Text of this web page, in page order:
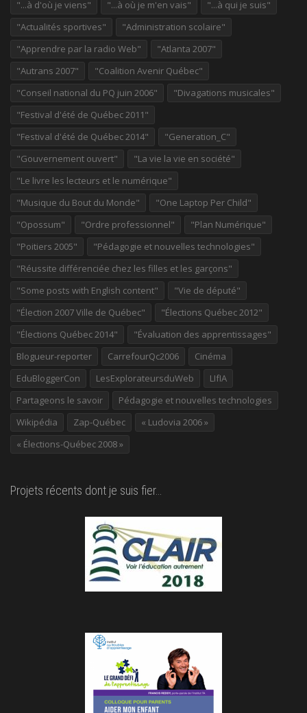
"...à d'où je viens" "...à où je m'en vais"
"...à qui je suis"
"Actualités sportives"
"Administration scolaire"
"Apprendre par la radio Web"
"Atlanta 2007"
"Autrans 2007"
"Coalition Avenir Québec"
"Conseil national du PQ juin 2006"
"Divagations musicales"
"Festival d'été de Québec 2011"
"Festival d'été de Québec 2014"
"Generation_C"
"Gouvernement ouvert"
"La vie la vie en société"
"Le livre les lecteurs et le numérique"
"Musique du Bout du Monde"
"One Laptop Per Child"
"Opossum"
"Ordre professionnel"
"Plan Numérique"
"Poitiers 2005"
"Pédagogie et nouvelles technologies"
"Réussite différenciée chez les filles et les garçons"
"Some posts with English content"
"Vie de député"
"Élection 2007 Ville de Québec"
"Élections Québec 2012"
"Élections Québec 2014"
"Évaluation des apprentissages"
Blogueur-reporter
CarrefourQc2006
Cinéma
EduBloggerCon
LesExplorateursduWeb
LIfIA
Partageons le savoir
Pédagogie et nouvelles technologies
Wikipédia
Zap-Québec
« Ludovia 2006 »
« Élections-Québec 2008 »
Projets récents dont je suis fier…